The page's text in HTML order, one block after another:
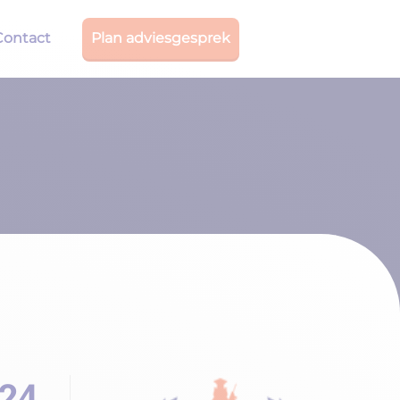
Plan adviesgesprek